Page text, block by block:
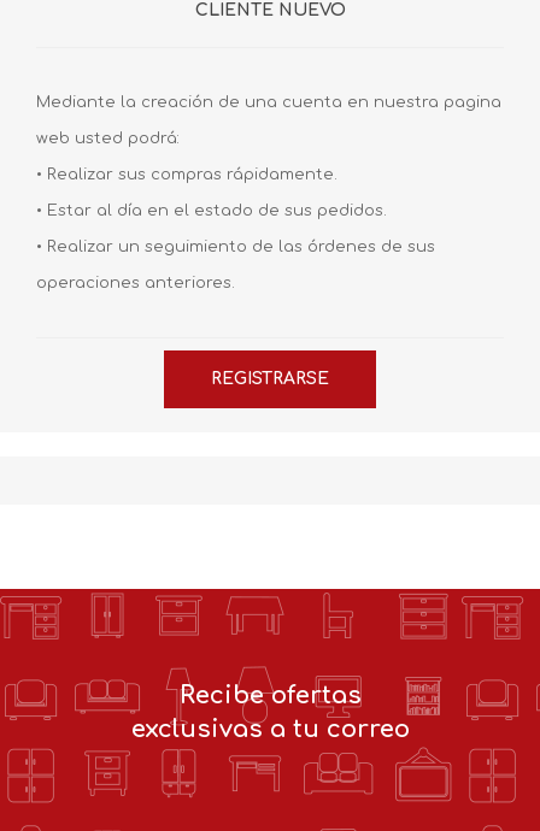
CLIENTE NUEVO
Mediante la creación de una cuenta en nuestra pagina
web usted podrá:
• Realizar sus compras rápidamente.
• Estar al día en el estado de sus pedidos.
• Realizar un seguimiento de las órdenes de sus
operaciones anteriores.
Recibe ofertas
exclusivas a tu correo